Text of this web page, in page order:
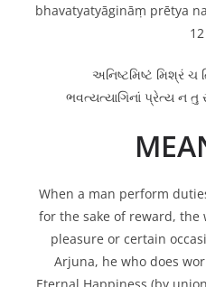
bhavatyatyāgināṃ prētya
અનિષ્ટમિષ્ટં મિશ્રં ચ
ભવત્યત્યાગિનાં પ્રેત્ય ન તુ
When a man perform
for the sake of reward,
pleasure or certain
Arjuna, he who does